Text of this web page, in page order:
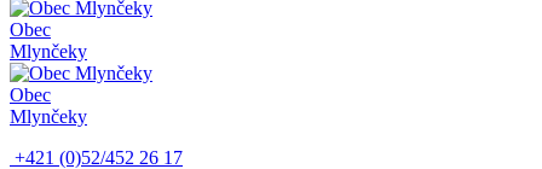
Obec
Mlynčeky
Obec
Mlynčeky
+421 (0)52/452 26 17